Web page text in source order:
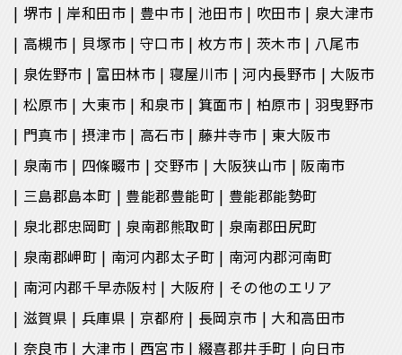
堺市 岸和田市 豊中市 池田市 吹田市
泉大津市
高槻市
貝塚市 守口市 枚方市 茨木市
八尾市
泉佐野市
富田林市 寝屋川市 河内長野市
大阪市
松原市
大東市 和泉市 箕面市 柏原市
羽曳野市
門真市
摂津市 高石市 藤井寺市
東大阪市
泉南市
四條畷市 交野市 大阪狭山市
阪南市
三島郡島本町
豊能郡豊能町
豊能郡能勢町
泉北郡忠岡町
泉南郡熊取町
泉南郡田尻町
泉南郡岬町
南河内郡太子町
南河内郡河南町
南河内郡千早赤阪村
大阪府
その他のエリア
滋賀県
兵庫県 京都府 長岡京市
大和高田市
奈良市
大津市 西宮市 綴喜郡井手町
向日市